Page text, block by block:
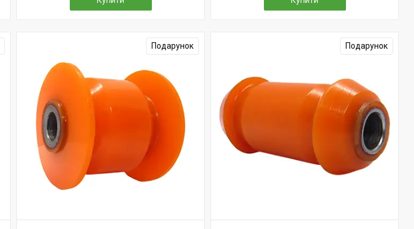
Подарунок Подарунок